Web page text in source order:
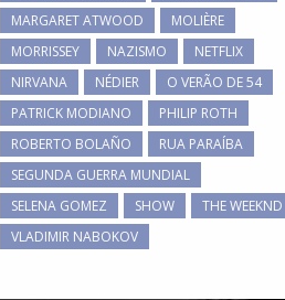
MARGARET ATWOOD
MOLIÈRE
MORRISSEY
NAZISMO
NETFLIX
NIRVANA
NÉDIER
O VERÃO DE 54
PATRICK MODIANO
PHILIP ROTH
ROBERTO BOLAÑO
RUA PARAÍBA
SEGUNDA GUERRA MUNDIAL
SELENA GOMEZ
SHOW
THE WEEKND
VLADIMIR NABOKOV